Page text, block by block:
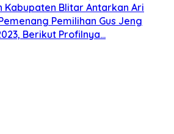
Kabupaten Blitar Antarkan Ari
Pemilihan Gus Jeng
Berikut Profilnya…